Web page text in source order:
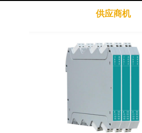
供应商机